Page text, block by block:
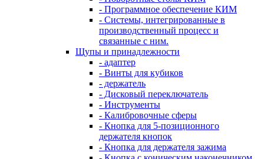
- Программное обеспечение КИМ
- Системы, интегрированные в
производственный процесс и
связанные с ним.
Щупы и принадлежности
- адаптер
- Винты для кубиков
- держатель
- Дисковый переключатель
- Инструменты
- Калибровочные сферы
- Кнопка для 5-позиционного
держателя кнопок
- Кнопка для держателя зажима